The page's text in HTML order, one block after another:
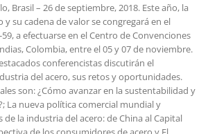
Brasil – 26 de septiembre, 2018. Este año, la
y su cadena de valor se congregará en el
a efectuarse en el Centro de Convenciones
Colombia, entre el 05 y 07 de noviembre.
conferencistas discutirán el
del acero, sus retos y oportunidades.
son: ¿Cómo avanzar en la sustentabilidad y
La nueva política comercial mundial y
de la industria del acero: de China al Capital